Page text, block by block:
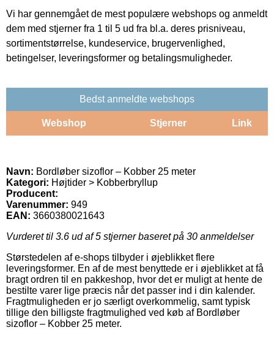
Vi har gennemgået de mest populære webshops og anmeldt
dem med stjerner fra 1 til 5 ud fra bl.a. deres prisniveau,
sortimentstørrelse, kundeservice, brugervenlighed,
betingelser, leveringsformer og betalingsmuligheder.
Bedst anmeldte webshops
Webshop Stjerner Link
Navn: Bordløber sizoflor – Kobber 25 meter
Kategori: Højtider > Kobberbryllup
Producent:
Varenummer: 949
EAN: 3660380021643
Vurderet til 3.6 ud af 5 stjerner baseret på 30 anmeldelser
Størstedelen af e-shops tilbyder i øjeblikket flere
leveringsformer. En af de mest benyttede er i øjeblikket at få
bragt ordren til en pakkeshop, hvor det er muligt at hente de
bestilte varer lige præcis når det passer ind i din kalender.
Fragtmuligheden er jo særligt overkommelig, samt typisk
tillige den billigste fragtmulighed ved køb af Bordløber
sizoflor – Kobber 25 meter.